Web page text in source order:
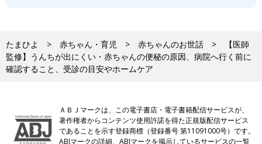
たまひよ 赤ちゃん・育児 赤ちゃんのお世話
【医師
監修】うんちが出にくい・赤ちゃんの便秘の原因、病院へ行く前に
確認すること、受診の目安やホームケア
ＡＢＪマークは、この電子書店・電子書籍配信サービスが、
著作権者からコンテンツ使用許諾を得た正規版配信サービス
であることを示す登録商標（登録番号 第11091000号）です。
ABJマークの詳細、ABJマークを掲示しているサービスの一覧